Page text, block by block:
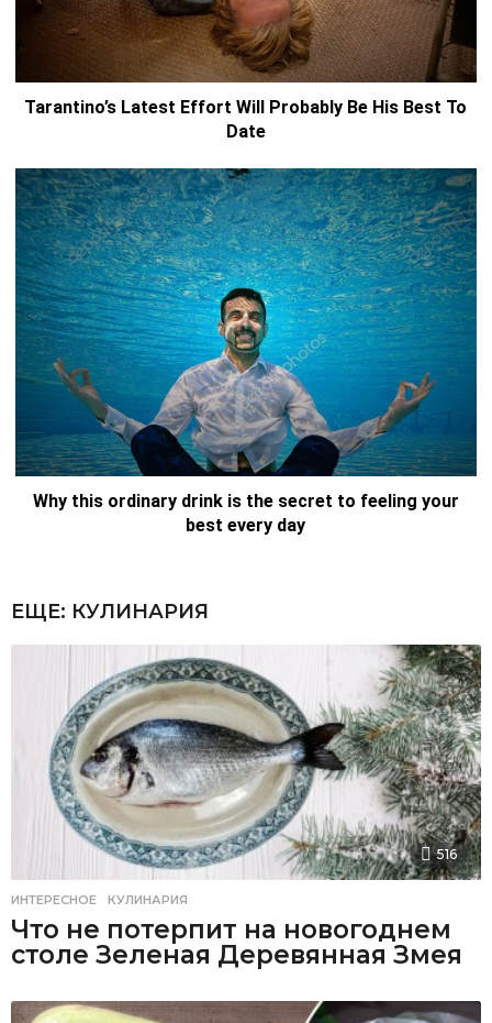
ЕЩЕ: КУЛИНАРИЯ
516
ИНТЕРЕСНОЕ ,КУЛИНАРИЯ
Что не потерпит на новогоднем
столе Зеленая Деревянная Змея